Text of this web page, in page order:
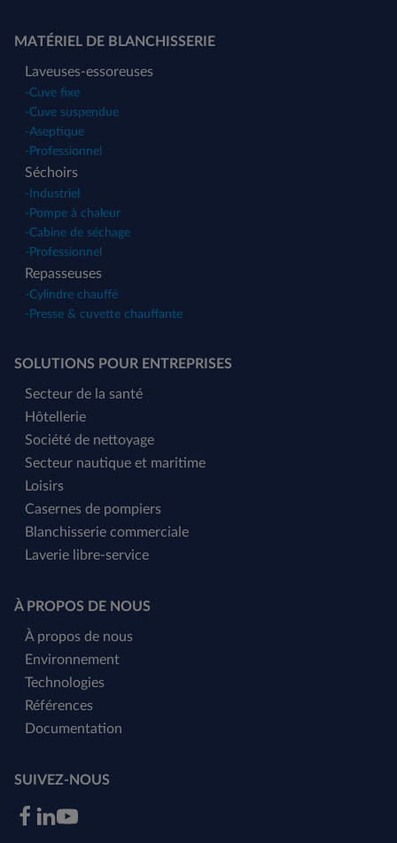
MATÉRIEL DE BLANCHISSERIE
Laveuses-essoreuses
-Cuve fixe
-Cuve suspendue
-Aseptique
- Professionnel
Séchoirs
- Industriel
- Pompe à chaleur
-Cabine de séchage
- Professionnel
Repasseuses
-Cylindre chauffé
- Presse & cuvette chauffante
SOLUTIONS POUR ENTREPRISES
Secteur de la santé
Hôtellerie
Société de nettoyage
Secteur nautique et maritime
Loisirs
Casernes de pompiers
Blanchisserie commerciale
Laverie libre-service
À PROPOS DE NOUS
À propos de nous
Environnement
Technologies
Références
Documentation
SUIVEZ-NOUS